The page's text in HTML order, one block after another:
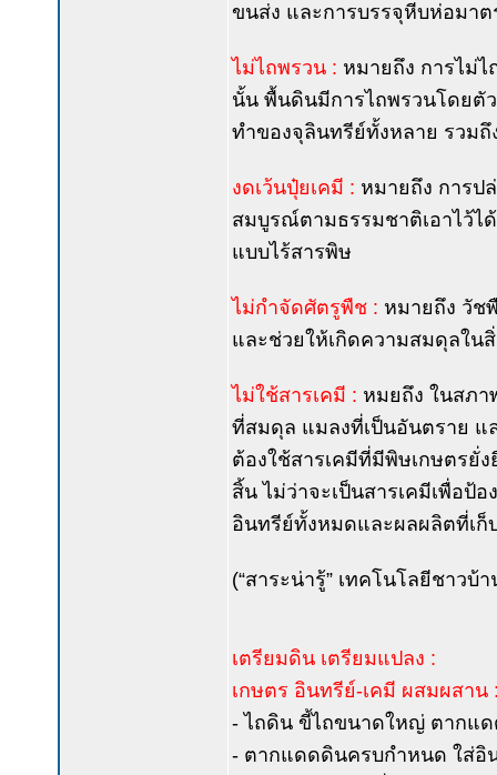
ขนส่ง และการบรรจุหีบห่อมาต
ไม่ไถพรวน : หมายถึง การไม่
นั้น พื้นดินมีการไถพรวนโดยตั
ทำของจุลินทรีย์ทั้งหลาย รวมถึ
งดเว้นปุ๋ยเคมี : หมายถึง การป
สมบูรณ์ตามธรรมชาติเอาไว้ไ
แบบไร้สารพิษ
ไม่กำจัดศัตรูพืช : หมายถึง วัช
และช่วยให้เกิดความสมดุลใน
ไม่ใช้สารเคมี : หมยถึง ในสภา
ที่สมดุล แมลงที่เป็นอันตราย แ
ต้องใช้สารเคมีที่มีพิษเกษตรยั่
สิ้น ไม่ว่าจะเป็นสารเคมีเพื่อ
อินทรีย์ทั้งหมดและผลผลิตที่เก็
(“สาระน่ารู้” เทคโนโลยีชาวบ้
เตรียมดิน เตรียมแปลง :
เกษตร อินทรีย์-เคมี ผสมผสาน
- ไถดิน ขี้ไถขนาดใหญ่ ตากแ
- ตากแดดดินครบกำหนด ใส่อิ